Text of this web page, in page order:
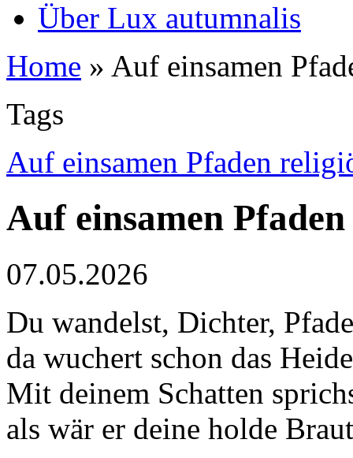
Über Lux autumnalis
Home » Auf einsamen
Tags
Auf einsamen Pfaden
Auf einsamen Pfaden
07.05.2026
Du wandelst, Dichter,
da wuchert schon das
Mit deinem Schatten
als wär er deine holde